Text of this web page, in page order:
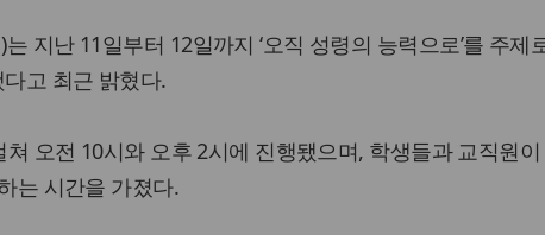
지난 11일부터 12일까지 ‘오직 성령의 능력으로’를 주제
고 최근 밝혔다.
오전 10시와 오후 2시에 진행됐으며, 학생들과 교직원이
는 시간을 가졌다.